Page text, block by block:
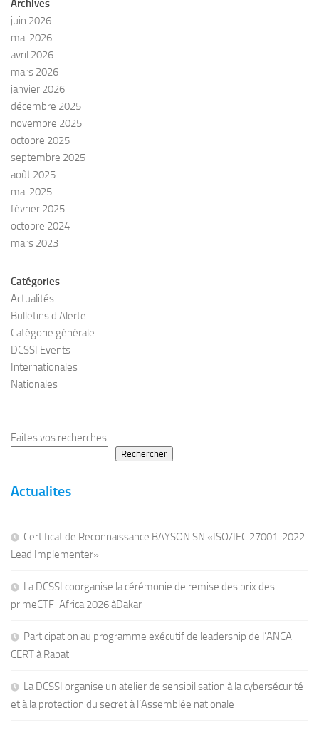
Archives
juin 2026
mai 2026
avril 2026
mars 2026
janvier 2026
décembre 2025
novembre 2025
octobre 2025
septembre 2025
août 2025
mai 2025
février 2025
octobre 2024
mars 2023
Catégories
Actualités
Bulletins d'Alerte
Catégorie générale
DCSSI Events
Internationales
Nationales
Faites vos recherches
Rechercher
Actualites
Certificat de Reconnaissance BAYSON SN «ISO/IEC 27001 :2022
Lead Implementer»
La DCSSI coorganise la cérémonie de remise des prix des
primeCTF-Africa 2026 àDakar
Participation au programme exécutif de leadership de l’ANCA-
CERT à Rabat
La DCSSI organise un atelier de sensibilisation à la cybersécurité
et à la protection du secret à l’Assemblée nationale